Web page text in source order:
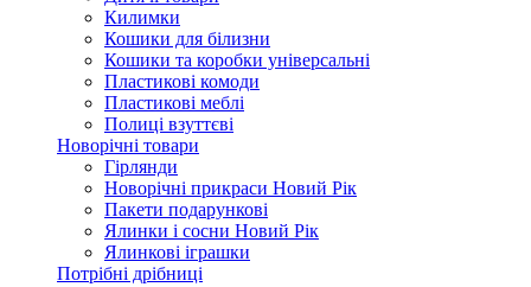
Килимки
Кошики для білизни
Кошики та коробки універсальні
Пластикові комоди
Пластикові меблі
Полиці взуттєві
Новорічні товари
Гірлянди
Новорічні прикраси Новий Рік
Пакети подарункові
Ялинки і сосни Новий Рік
Ялинкові іграшки
Потрібні дрібниці